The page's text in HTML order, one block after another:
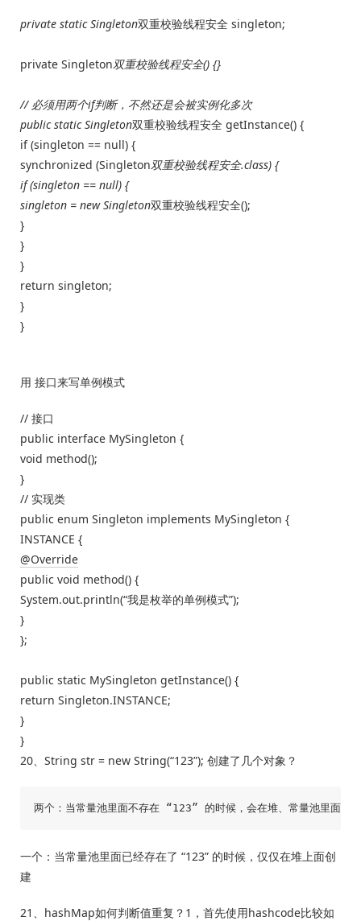
private static Singleton双重校验线程安全 singleton;
private Singleton双重校验线程安全() {}
// 必须用两个if判断，不然还是会被实例化多次
public static Singleton双重校验线程安全 getInstance() {
if (singleton == null) {
synchronized (Singleton双重校验线程安全.class) {
if (singleton == null) {
singleton = new Singleton双重校验线程安全();
}
}
}
return singleton;
}
}
用 接口来写单例模式
// 接口
public interface MySingleton {
void method();
}
// 实现类
public enum Singleton implements MySingleton {
INSTANCE {
@Override
public void method() {
System.out.println(“我是枚举的单例模式”);
}
};
public static MySingleton getInstance() {
return Singleton.INSTANCE;
}
}
​20、String str = new String(“123”); 创建了几个对象？
一个：当常量池里面已经存在了 “123” 的时候，仅仅在堆上面创
建
21、hashMap如何判断值重复？1，首先使用hashcode比较如